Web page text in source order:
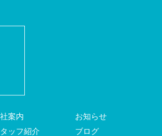
案内
ッフ紹介
お知らせ
ブログ